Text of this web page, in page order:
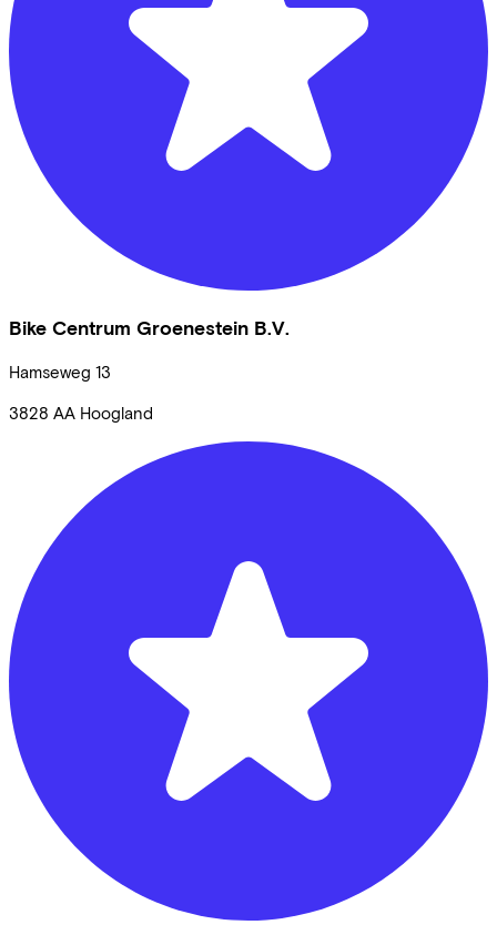
Bike Centrum Groenestein B.V.
Hamseweg 13
3828 AA Hoogland